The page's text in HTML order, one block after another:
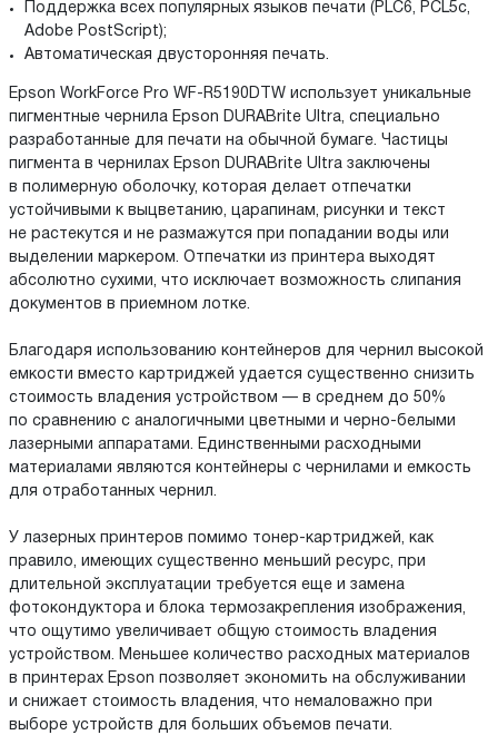
Поддержка всех популярных языков печати (PLC6, PCL5c,
Adobe PostScript);
Автоматическая двусторонняя печать.
Epson WorkForce Pro WF-R5190DTW использует уникальные
пигментные чернила Epson DURABrite Ultra, специально
разработанные для печати на обычной бумаге. Частицы
пигмента в чернилах Epson DURABrite Ultra заключены
в полимерную оболочку, которая делает отпечатки
устойчивыми к выцветанию, царапинам, рисунки и текст
не растекутся и не размажутся при попадании воды или
выделении маркером. Отпечатки из принтера выходят
абсолютно сухими, что исключает возможность слипания
документов в приемном лотке.
Благодаря использованию контейнеров для чернил высокой
емкости вместо картриджей удается существенно снизить
стоимость владения устройством — в среднем до 50%
по сравнению с аналогичными цветными и черно-белыми
лазерными аппаратами. Единственными расходными
материалами являются контейнеры с чернилами и емкость
для отработанных чернил.
У лазерных принтеров помимо тонер-картриджей, как
правило, имеющих существенно меньший ресурс, при
длительной эксплуатации требуется еще и замена
фотокондуктора и блока термозакрепления изображения,
что ощутимо увеличивает общую стоимость владения
устройством. Меньшее количество расходных материалов
в принтерах Epson позволяет экономить на обслуживании
и снижает стоимость владения, что немаловажно при
выборе устройств для больших объемов печати.